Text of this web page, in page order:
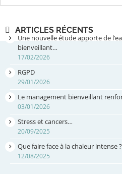
ARTICLES RÉCENTS
Une nouvelle étude apporte de
bienveillant…
17/02/2026
RGPD
29/01/2026
Le management bienveillant
03/01/2026
Stress et cancers…
20/09/2025
Que faire face à la chaleur intense ?
12/08/2025